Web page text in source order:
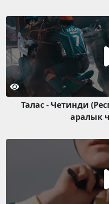
Талас - Четинди
аралык